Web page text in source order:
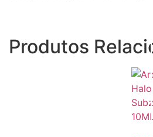
Produtos